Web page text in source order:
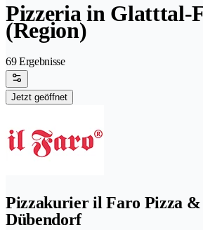
Pizzeria in Glatttal-
(Region)
69 Ergebnisse
Jetzt geöffnet
Pizzakurier il Faro Pizza &
Dübendorf